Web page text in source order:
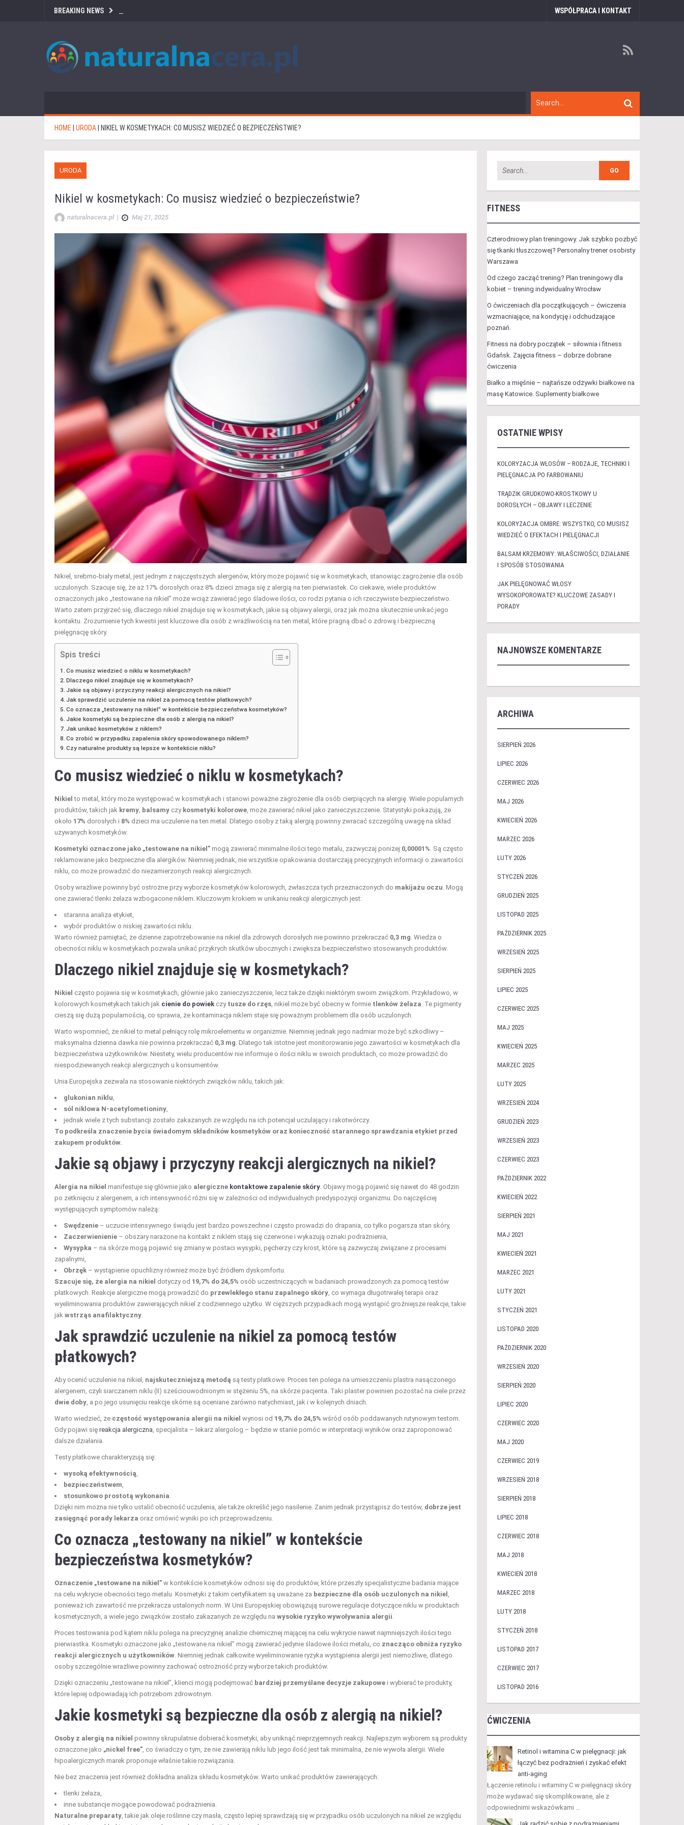
BREAKING NEWS WSPÓŁPRACA I KONTAKT
HOME URODA NIKIEL W KOSMETYKACH: CO MUSISZ WIEDZIEĆ O BEZPIECZEŃSTWIE?
URODA
Nikiel w kosmetykach: Co musisz wiedzieć o bezpieczeństwie?
naturalnacera.pl | Maj 21, 2025
Nikiel, srebrno-biały metal, jest jednym z najczęstszych alergenów, który może pojawić się w kosmetykach, stanowiąc zagrożenie dla osób
uczulonych. Szacuje się, że aż 17% dorosłych oraz 8% dzieci zmaga się z alergią na ten pierwiastek. Co ciekawe, wiele produktów
oznaczonych jako „testowane na nikiel” może wciąż zawierać jego śladowe ilości, co rodzi pytania o ich rzeczywiste bezpieczeństwo.
Warto zatem przyjrzeć się, dlaczego nikiel znajduje się w kosmetykach, jakie są objawy alergii, oraz jak można skutecznie unikać jego
kontaktu. Zrozumienie tych kwestii jest kluczowe dla osób z wrażliwością na ten metal, które pragną dbać o zdrową i bezpieczną
pielęgnację skóry.
Spis treści
Co musisz wiedzieć o niklu w kosmetykach?
Dlaczego nikiel znajduje się w kosmetykach?
Jakie są objawy i przyczyny reakcji alergicznych na nikiel?
Jak sprawdzić uczulenie na nikiel za pomocą testów płatkowych?
Co oznacza „testowany na nikiel” w kontekście bezpieczeństwa kosmetyków?
Jakie kosmetyki są bezpieczne dla osób z alergią na nikiel?
Jak unikać kosmetyków z niklem?
Co zrobić w przypadku zapalenia skóry spowodowanego niklem?
Czy naturalne produkty są lepsze w kontekście niklu?
Co musisz wiedzieć o niklu w kosmetykach?
Nikiel to metal, który może występować w kosmetykach i stanowi poważne zagrożenie dla osób cierpiących na alergię. Wiele popularnych
produktów, takich jak kremy balsamy czy kosmetyki kolorowe , może zawierać nikiel jako zanieczyszczenie. Statystyki pokazują, że
około 17% dorosłych i 8% dzieci ma uczulenie na ten metal. Dlatego osoby z taką alergią powinny zwracać szczególną uwagę na skład
używanych kosmetyków.
Kosmetyki oznaczone jako „testowane na nikiel” mogą zawierać minimalne ilości tego metalu, zazwyczaj poniżej 0,00001% . Są często
reklamowane jako bezpieczne dla alergików. Niemniej jednak, nie wszystkie opakowania dostarczają precyzyjnych informacji o zawartości
niklu, co może prowadzić do niezamierzonych reakcji alergicznych.
Osoby wrażliwe powinny być ostrożne przy wyborze kosmetyków kolorowych, zwłaszcza tych przeznaczonych do makijażu oczu . Mogą
one zawierać tlenki żelaza wzbogacone niklem. Kluczowym krokiem w unikaniu reakcji alergicznych jest:
staranna analiza etykiet,
wybór produktów o niskiej zawartości niklu.
Warto również pamiętać, że dzienne zapotrzebowanie na nikiel dla zdrowych dorosłych nie powinno przekraczać 0,3 mg . Wiedza o
obecności niklu w kosmetykach pozwala unikać przykrych skutków ubocznych i zwiększa bezpieczeństwo stosowanych produktów.
Dlaczego nikiel znajduje się w kosmetykach?
Nikiel często pojawia się w kosmetykach, głównie jako zanieczyszczenie, lecz także dzięki niektórym swoim związkom. Przykładowo, w
kolorowych kosmetykach takich jak cienie do powiek czy tusze do rzęs , nikiel może być obecny w formie tlenków żelaza . Te pigmenty
cieszą się dużą popularnością, co sprawia, że kontaminacja niklem staje się poważnym problemem dla osób uczulonych.
Warto wspomnieć, że nikiel to metal pełniący rolę mikroelementu w organizmie. Niemniej jednak jego nadmiar może być szkodliwy –
maksymalna dzienna dawka nie powinna przekraczać 0,3 mg . Dlatego tak istotne jest monitorowanie jego zawartości w kosmetykach dla
bezpieczeństwa użytkowników. Niestety, wielu producentów nie informuje o ilości niklu w swoich produktach, co może prowadzić do
niespodziewanych reakcji alergicznych u konsumentów.
Unia Europejska zezwala na stosowanie niektórych związków niklu, takich jak:
glukonian niklu
sól niklowa N-acetylometioniny
jednak wiele z tych substancji zostało zakazanych ze względu na ich potencjał uczulający i rakotwórczy.
To podkreśla znaczenie bycia świadomym składników kosmetyków oraz konieczność starannego sprawdzania etykiet przed
zakupem produktów.
Jakie są objawy i przyczyny reakcji alergicznych na nikiel?
Alergia na nikiel manifestuje się głównie jako alergiczne kontaktowe zapalenie skóry . Objawy mogą pojawić się nawet do 48 godzin
po zetknięciu z alergenem, a ich intensywność różni się w zależności od indywidualnych predyspozycji organizmu. Do najczęściej
występujących symptomów należą:
Swędzenie – uczucie intensywnego świądu jest bardzo powszechne i często prowadzi do drapania, co tylko pogarsza stan skóry,
Zaczerwienienie – obszary narażone na kontakt z niklem stają się czerwone i wykazują oznaki podrażnienia,
Wysypka – na skórze mogą pojawić się zmiany w postaci wysypki, pęcherzy czy krost, które są zazwyczaj związane z procesami
zapalnymi,
Obrzęk – wystąpienie opuchlizny również może być źródłem dyskomfortu.
Szacuje się, że alergia na nikiel dotyczy od 19,7% do 24,5% osób uczestniczących w badaniach prowadzonych za pomocą testów
płatkowych. Reakcje alergiczne mogą prowadzić do przewlekłego stanu zapalnego skóry , co wymaga długotrwałej terapii oraz
wyeliminowania produktów zawierających nikiel z codziennego użytku. W cięższych przypadkach mogą wystąpić groźniejsze reakcje, takie
jak wstrząs anafilaktyczny
Jak sprawdzić uczulenie na nikiel za pomocą testów
płatkowych?
Aby ocenić uczulenie na nikiel, najskuteczniejszą metodą są testy płatkowe. Proces ten polega na umieszczeniu plastra nasączonego
alergenem, czyli siarczanem niklu (II) sześciouwodnionym w stężeniu 5%, na skórze pacjenta. Taki plaster powinien pozostać na ciele przez
dwie doby , a po jego usunięciu reakcje skórne są oceniane zarówno natychmiast, jak i w kolejnych dniach.
Warto wiedzieć, że częstość występowania alergii na nikiel wynosi od 19,7% do 24,5% wśród osób poddawanych rutynowym testom.
Gdy pojawi się reakcja alergiczna , specjalista – lekarz alergolog – będzie w stanie pomóc w interpretacji wyników oraz zaproponować
dalsze działania.
Testy płatkowe charakteryzują się:
wysoką efektywnością
bezpieczeństwem
stosunkowo prostotą wykonania
Dzięki nim można nie tylko ustalić obecność uczulenia, ale także określić jego nasilenie. Zanim jednak przystąpisz do testów, dobrze jest
zasięgnąć porady lekarza oraz omówić wyniki po ich przeprowadzeniu.
Co oznacza „testowany na nikiel” w kontekście
bezpieczeństwa kosmetyków?
Oznaczenie „testowane na nikiel” w kontekście kosmetyków odnosi się do produktów, które przeszły specjalistyczne badania mające
na celu wykrycie obecności tego metalu. Kosmetyki z takim certyfikatem są uważane za bezpieczne dla osób uczulonych na nikiel
ponieważ ich zawartość nie przekracza ustalonych norm. W Unii Europejskiej obowiązują surowe regulacje dotyczące niklu w produktach
kosmetycznych, a wiele jego związków zostało zakazanych ze względu na wysokie ryzyko wywoływania alergii
Proces testowania pod kątem niklu polega na precyzyjnej analizie chemicznej mającej na celu wykrycie nawet najmniejszych ilości tego
pierwiastka. Kosmetyki oznaczone jako „testowane na nikiel” mogą zawierać jedynie śladowe ilości metalu, co znacząco obniża ryzyko
reakcji alergicznych u użytkowników . Niemniej jednak całkowite wyeliminowanie ryzyka wystąpienia alergii jest niemożliwe, dlatego
osoby szczególnie wrażliwe powinny zachować ostrożność przy wyborze takich produktów.
Dzięki oznaczeniu „testowane na nikiel”, klienci mogą podejmować bardziej przemyślane decyzje zakupowe i wybierać te produkty,
które lepiej odpowiadają ich potrzebom zdrowotnym.
Jakie kosmetyki są bezpieczne dla osób z alergią na nikiel?
Osoby z alergią na nikiel powinny skrupulatnie dobierać kosmetyki, aby uniknąć nieprzyjemnych reakcji. Najlepszym wyborem są produkty
oznaczone jako „nickel free” , co świadczy o tym, że nie zawierają niklu lub jego ilość jest tak minimalna, że nie wywoła alergii. Wiele
hipoalergicznych marek proponuje właśnie takie rozwiązania.
Nie bez znaczenia jest również dokładna analiza składu kosmetyków. Warto unikać produktów zawierających:
tlenki żelaza,
inne substancje mogące powodować podrażnienia.
Naturalne preparaty , takie jak oleje roślinne czy masła, często lepiej sprawdzają się w przypadku osób uczulonych na nikiel ze względu
FITNESS
Czterodniowy plan treningowy. Jak szybko pozbyć
się tkanki tłuszczowej? Personalny trener osobisty
Warszawa
Od czego zacząć trening? Plan treningowy dla
kobiet – trening indywidualny Wrocław
O ćwiczeniach dla początkujących – ćwiczenia
wzmacniające, na kondycję i odchudzające
poznań.
Fitness na dobry początek – siłownia i fitness
Gdańsk. Zajęcia fitness – dobrze dobrane
ćwiczenia
Białko a mięśnie – najtańsze odżywki białkowe na
masę Katowice. Suplementy białkowe
OSTATNIE WPISY
KOLORYZACJA WŁOSÓW – RODZAJE, TECHNIKI I
PIELĘGNACJA PO FARBOWANIU
TRĄDZIK GRUDKOWO-KROSTKOWY U
DOROSŁYCH – OBJAWY I LECZENIE
KOLORYZACJA OMBRE: WSZYSTKO, CO MUSISZ
WIEDZIEĆ O EFEKTACH I PIELĘGNACJI
BALSAM KRZEMOWY: WŁAŚCIWOŚCI, DZIAŁANIE
I SPOSÓB STOSOWANIA
JAK PIELĘGNOWAĆ WŁOSY
WYSOKOPOROWATE? KLUCZOWE ZASADY I
PORADY
NAJNOWSZE KOMENTARZE
ARCHIWA
SIERPIEŃ 2026
LIPIEC 2026
CZERWIEC 2026
MAJ 2026
KWIECIEŃ 2026
MARZEC 2026
LUTY 2026
STYCZEŃ 2026
GRUDZIEŃ 2025
LISTOPAD 2025
PAŹDZIERNIK 2025
WRZESIEŃ 2025
SIERPIEŃ 2025
LIPIEC 2025
CZERWIEC 2025
MAJ 2025
KWIECIEŃ 2025
MARZEC 2025
LUTY 2025
WRZESIEŃ 2024
GRUDZIEŃ 2023
WRZESIEŃ 2023
CZERWIEC 2023
PAŹDZIERNIK 2022
KWIECIEŃ 2022
SIERPIEŃ 2021
MAJ 2021
KWIECIEŃ 2021
MARZEC 2021
LUTY 2021
STYCZEŃ 2021
LISTOPAD 2020
PAŹDZIERNIK 2020
WRZESIEŃ 2020
SIERPIEŃ 2020
LIPIEC 2020
CZERWIEC 2020
MAJ 2020
CZERWIEC 2019
WRZESIEŃ 2018
SIERPIEŃ 2018
LIPIEC 2018
CZERWIEC 2018
MAJ 2018
KWIECIEŃ 2018
MARZEC 2018
LUTY 2018
STYCZEŃ 2018
LISTOPAD 2017
CZERWIEC 2017
LISTOPAD 2016
ĆWICZENIA
Retinol i witamina C w pielęgnacji: jak
łączyć bez podrażnień i zyskać efekt
anti-aging
Łączenie retinolu i witaminy C w pielęgnacji skóry
może wydawać się skomplikowane, ale z
odpowiednimi wskazówkami …